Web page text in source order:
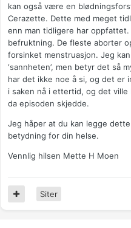
kan også være en
Cerazette. Dette med meget
enn man tidligere har
befruktning. De fleste aborter
forsinket menstruasjon. Jeg
‘sannheten’, men betyr det så
har det ikke noe å si, og det er
i saken nå i ettertid, og det
da episoden skjedde.
Jeg håper at du kan legge
betydning for din helse.
Vennlig hilsen Mette H Moen
Siter